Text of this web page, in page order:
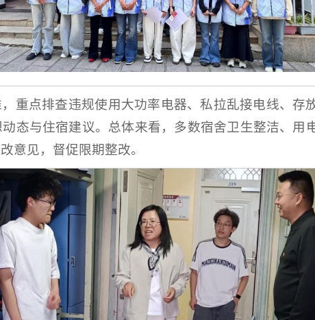
重点排查违规使用大功率电器、私拉乱接电线、存
态与住宿建议。总体来看，多数宿舍卫生整洁、用
意见，督促限期整改。